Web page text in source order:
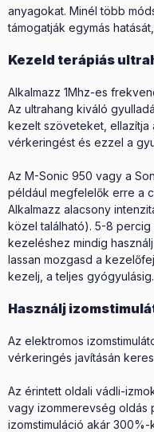
anyagokat. Minél több
támogatják egymás
Kezeld terápiás
Alkalmazz 1Mhz-es
Az ultrahang kiváló
kezelt szöveteket, ellazítja
vérkeringést és ezzel a
Az M-Sonic 950 vagy a
például megfelelők erre a
Alkalmazz alacsony
közel található). 5-8
kezeléshez mindig
lassan mozgasd a
kezelj, a teljes gyógyulásig.
Használj
Az elektromos
vérkeringés javításán
Az érintett oldali vádli-
vagy izommerevség oldás
izomstimuláció akár